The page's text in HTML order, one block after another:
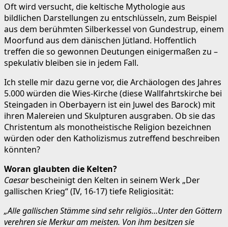
Oft wird versucht, die keltische Mythologie aus
bildlichen Darstellungen zu entschlüsseln, zum Beispiel
aus dem berühmten Silberkessel von Gundestrup, einem
Moorfund aus dem dänischen Jütland. Hoffentlich
treffen die so gewonnen Deutungen einigermaßen zu –
spekulativ bleiben sie in jedem Fall.
Ich stelle mir dazu gerne vor, die Archäologen des Jahres
5.000 würden die Wies-Kirche (diese Wallfahrtskirche bei
Steingaden in Oberbayern ist ein Juwel des Barock) mit
ihren Malereien und Skulpturen ausgraben. Ob sie das
Christentum als monotheistische Religion bezeichnen
würden oder den Katholizismus zutreffend beschreiben
könnten?
Woran glaubten die Kelten?
Caesarbescheinigt den Kelten in seinem Werk „Der
gallischen Krieg“ (IV, 16-17) tiefe Religiosität:
„Alle gallischen Stämme sind sehr religiös…Unter den Göttern
verehren sie Merkur am meisten. Von ihm besitzen sie